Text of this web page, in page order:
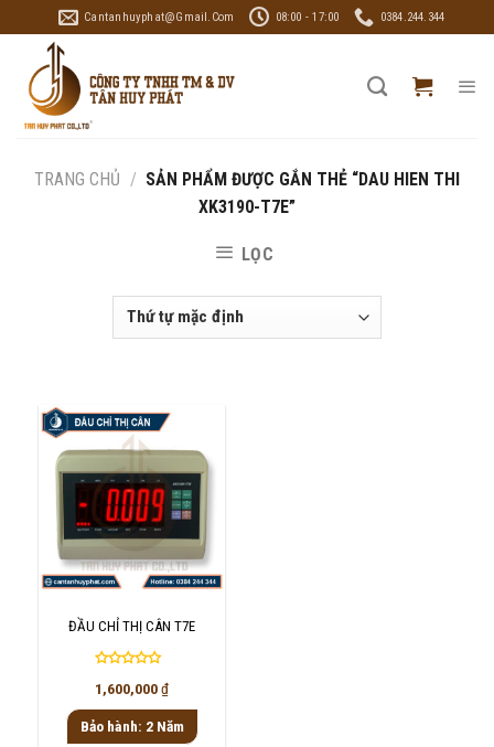
to
content
Cantanhuyphat@gmail.com 08:00 - 17:00 0384.244.344
TRANG CHỦ / SẢN PHẨM ĐƯỢC GẮN THẺ “DAU HIEN THI
XK3190-T7E”
LỌC
ĐẦU CHỈ THỊ CÂN T7E
Được
xếp
hạng
0
1,600,000₫
Bảo hành: 2 Năm